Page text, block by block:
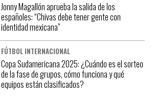
Jonny Magallón aprueba la salida de los
españoles: “Chivas debe tener gente con
identidad mexicana”
FÚTBOL INTERNACIONAL
Copa Sudamericana 2025: ¿Cuándo es el sorteo
de la fase de grupos, cómo funciona y qué
equipos están clasificados?